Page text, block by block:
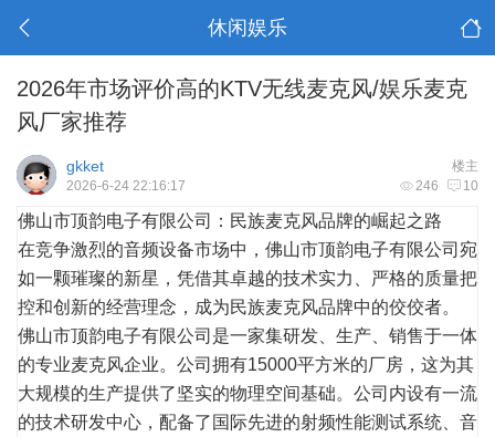
休闲娱乐
2026年市场评价高的KTV无线麦克风/娱乐麦克
风厂家推荐
楼主
gkket
246 10
2026-6-24 22:16:17
佛山市顶韵电子有限公司：民族麦克风品牌的崛起之路
在竞争激烈的音频设备市场中，佛山市顶韵电子有限公司宛
如一颗璀璨的新星，凭借其卓越的技术实力、严格的质量把
控和创新的经营理念，成为民族麦克风品牌中的佼佼者。
佛山市顶韵电子有限公司是一家集研发、生产、销售于一体
的专业麦克风企业。公司拥有15000平方米的厂房，这为其
大规模的生产提供了坚实的物理空间基础。公司内设有一流
的技术研发中心，配备了国际先进的射频性能测试系统、音